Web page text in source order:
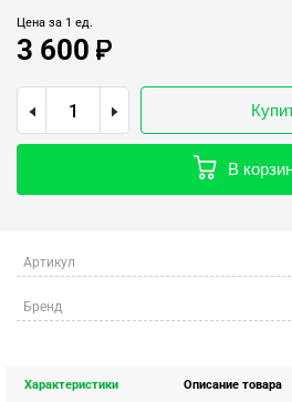
Цена за 1 ед.
3 600
В
Артикул
Бренд
Характеристики Описание товара